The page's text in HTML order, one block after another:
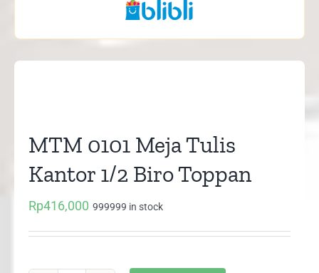
MTM 0101 Meja Tulis
Kantor 1/2 Biro Toppan
Rp416,000 999999 in stock